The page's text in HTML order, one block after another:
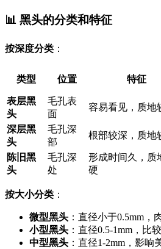
📊 黑头的分类和特征
按深度分类 ：
类型 位置 特征
表层黑
头
毛孔表
面
容易看见，质地
深层黑
头
毛孔深
部
根部较深，质地
陈旧黑
头
毛孔深
处
形成时间久，质
硬
按大小分类 ：
微型黑头 ：直径小于0.5mm，
小型黑头 ：直径0.5-1mm，比
中型黑头 ：直径1-2mm，影响